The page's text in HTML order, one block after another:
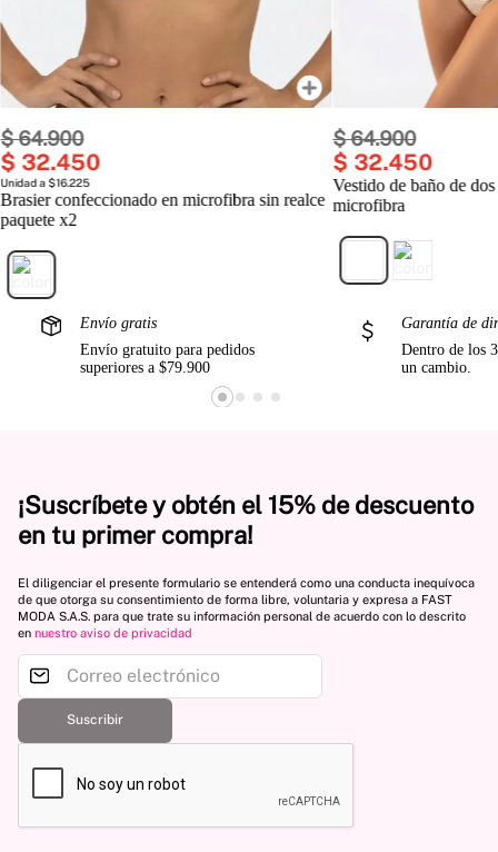
$64.900
$ 32.450
Unidad a $16.225
Brasier confeccionado en microfibra sin realce
paquete x2
$64.900
$ 32.450
Vestido de baño de
microfibra
Envío gratis
Envío gratuito para pedidos
superiores a $79.900
Garantía de
Dentro de los
un cambio.
¡Suscríbete y obtén el 15% de descuento
en tu primer compra!
El diligenciar el presente formulario se entenderá como una conducta inequívoca
de que otorga su consentimiento de forma libre, voluntaria y expresa a FAST
MODA S.A.S. para que trate su información personal de acuerdo con lo descrito
en nuestro aviso de privacidad
Suscribir